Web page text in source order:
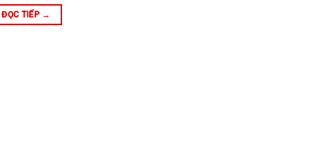
ĐỌC TIẾP →